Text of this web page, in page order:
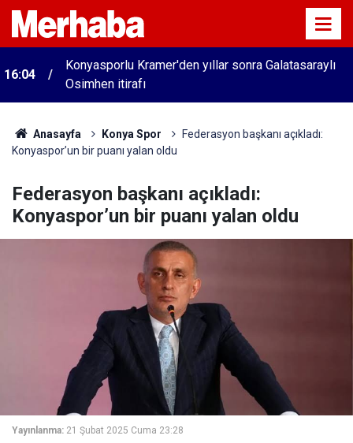
16:04
Konyasporlu Kramer'den yıllar sonra Galatasaraylı
Osimhen itirafı
Anasayfa Konya Spor
Federasyon başkanı açıkladı:
Konyaspor’un bir puanı yalan oldu
Federasyon başkanı açıkladı:
Konyaspor’un bir puanı yalan oldu
Yayınlanma: 21 Şubat 2025 Cuma 23:28